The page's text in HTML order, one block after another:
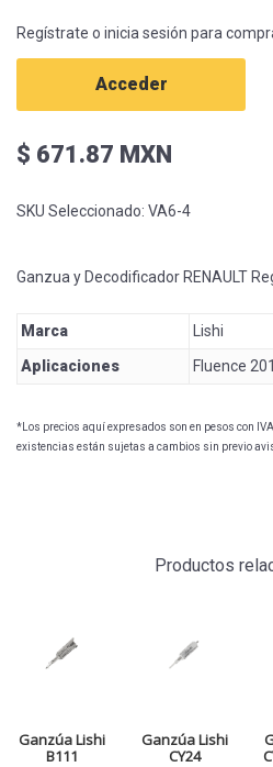
Regístrate o inicia sesión para
Acceder
$ 671.87 MXN
SKU Seleccionado: VA6-4
Ganzua y Decodificador RENAULT
Marca
Lishi
Aplicaciones
Fluence
*Los precios aquí expresados son en pesos con
existencias están sujetas a cambios sin previo
Productos
Ganzúa Lishi
B111
Ganzúa Lishi
CY24